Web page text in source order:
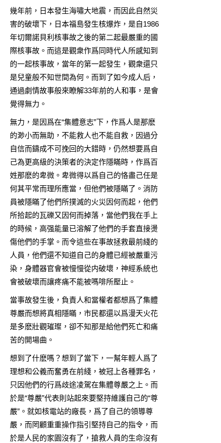
幾年前，日本發生海嘯大地震，而因此自然災
害的破壞下，日本福島發生核爆炸，是自1986
年切爾諾貝利核事故之後的第二起最嚴重的國
際核事故。而這是觀衆作爲同時代人所感知到
的一起核事故，當年的第一起發生，觀衆還只
是兒童般不知世間為何。而到了如今成人后，
通過劇情故事般來瞭解33年前的人和事，是會
覺得無力。
無力，是因爲在“集體意志”下，作爲人是那麽
的渺小而無助，不能救人也不能自救，因過分
自信而鑄成不可挽回的大錯時，仍然想要爲自
己為更高級的決策者的決定作隱瞞時，作爲百
姓那麽的卑微。卑微得以爲自己的恪盡己任是
何其平常而理所應當，但他們被隱瞞了。消防
員被隱瞞了他們所撲滅的火災因何而起，他們
所拾起的瓦礫又因何而掉落，當他們我在手上
的時候，高强能量已溶解了他們的手套直接燙
傷他們的手掌。而令這些在事故拯救最前綫的
人員，他們還不知道自己的身體已經被嚴重污
染，身體器官會被慢慢從内破壞，神經系統也
會被破壞而讓疼痛不能被嗎啡所壓止。
當事故發生後，負責人和當權者都想爲了集體
尊嚴而想將真相隱瞞，市民都還以爲漫天火花
是多麽壯觀璀璨，卻不知那是給他們死亡和痛
苦的開場曲。
想到了什麽嗎？想到了當下，一幫年輕人爲了
理想和公義而奮勇在前綫，被冠上各種罪名，
只因他們的行爲歧途凌駕在集體尊嚴之上。而
於是“尊嚴”代表則站起來要堅持維護自己的“尊
嚴”。就如核電站的廠長，爲了自己的領導尊
嚴，而罔顧重重操作指引堅持自己的指令，而
於是人民的家園沒有了，搶救人員的生命沒有